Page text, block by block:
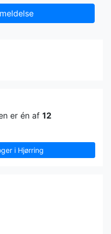
er én af 12
i Hjørring